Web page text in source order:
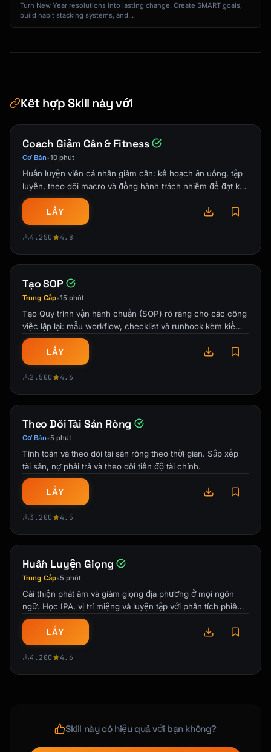
### E-commerce Checkout
```
**Trigger**: Customer adds item to cart
**Offer**: Premium version or bundle
"Great choice! Just so you know, the [Premium
Version] includes [extra features] for just
$[X] more. Most of our customers find
like to upgrade?"
```
### Post-Purchase
```
**Trigger**: Order confirmation page/email
**Offer**: Complementary product
[Accessory] to [benefit]. Add it now for
```
### Customer Service Call
```
**Trigger**: Successful support resolution
**Offer**: Service upgrade
"I'm glad we could resolve that for you! By
Plan]. Our [Premium Plan] would actually give
you [benefit that relates to their issue] so
you wouldn't run into this again. Would you
like to hear about it?"
```
### Subscription Renewal
back in your pocket. Plus, you'd lock in
today's price. Want me to switch that for
Turn New Year resolutions into lasting change. Create SMART goals,
build habit stacking systems, and...
Kết hợp Skill này với
Coach Giảm Cân & Fitness
Cơ Bản•10 phút
Huấn luyện viên cá nhân giảm cân: kế hoạch ăn uống, tập
luyện, theo dõi macro và đồng hành trách nhiệm để đạt kết
quả bền vững.
LẤY
4.250 4.8
Tạo SOP
Trung Cấp•15 phút
Tạo Quy trình vận hành chuẩn (SOP) rõ ràng cho các công
việc lặp lại: mẫu workflow, checklist và runbook kèm kiểm
soát phiên bản.
LẤY
2.500 4.6
Theo Dõi Tài Sản Ròng
Cơ Bản•5 phút
Tính toán và theo dõi tài sản ròng theo thời gian. Sắp xếp
tài sản, nợ phải trả và theo dõi tiến độ tài chính.
LẤY
3.200 4.5
Huấn Luyện Giọng
Trung Cấp•5 phút
Cải thiện phát âm và giảm giọng địa phương ở mọi ngôn
ngữ. Học IPA, vị trí miệng và luyện tập với phân tích phiên
âm.
LẤY
4.200 4.6
Skill này có hiệu quả với bạn không?